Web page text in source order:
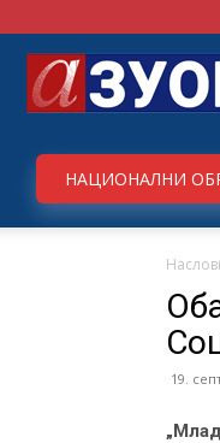
НАЦИОНАЛНИ
19.